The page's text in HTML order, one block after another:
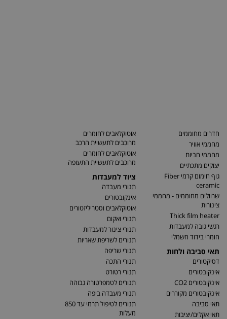
חדרים מחוממים
מחממי אוויר
מחממי חביות
יצוקים מתכתיים
גוף חימום קרמי Fiber
ceramic
שרוולים מחוממים - מחממי
צינורות
Thick film heater
רגשי גובה למעבדות
חומרי בידוד חשמלי
תאי סביבה ולחות
דסיקטורים
אינקובטורים
אינקובטורים CO2
אינקובטורים מקוררים
תאי סביבה
תאי אקלים/יציבות
אוטוקלאבים לחומרים
מרוכבים לתעשיית הרכב
אוטוקלאבים לחומרים
מרוכבים לתעשיית התעופה
ציוד למעבדות
תנורי מעבדה
אינקובטורים
אוטוקלאבים וסטריליזטורים
תנורי ואקום
תנורי צינור למעבדות
תנורים לשריפת שאריות
תנורי שריפה
תנורי התכה
תנורי רטורט
תנורים לטמפרטורה גבוהה
תנורי מעבדה ביפה
תנורים לטיפול תרמי עד 850
מעלות